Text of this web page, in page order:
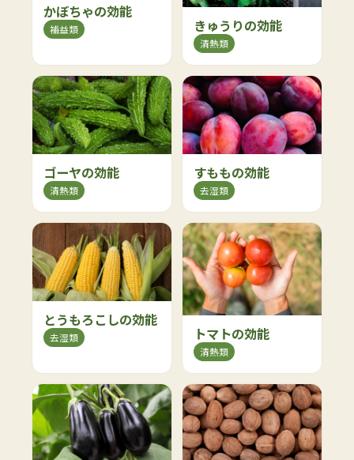
かぼちゃの効能
補益類 きゅうりの効能
清熱類
ゴーヤの効能
清熱類
すももの効能
去湿類
とうもろこしの効能
去湿類 トマトの効能
清熱類